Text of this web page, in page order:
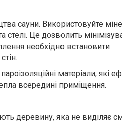
сауни. Використовуйте
стелі. Це дозволить
необхідно встановити
матеріали, які
всередині приміщення.
деревину, яка не виділяє